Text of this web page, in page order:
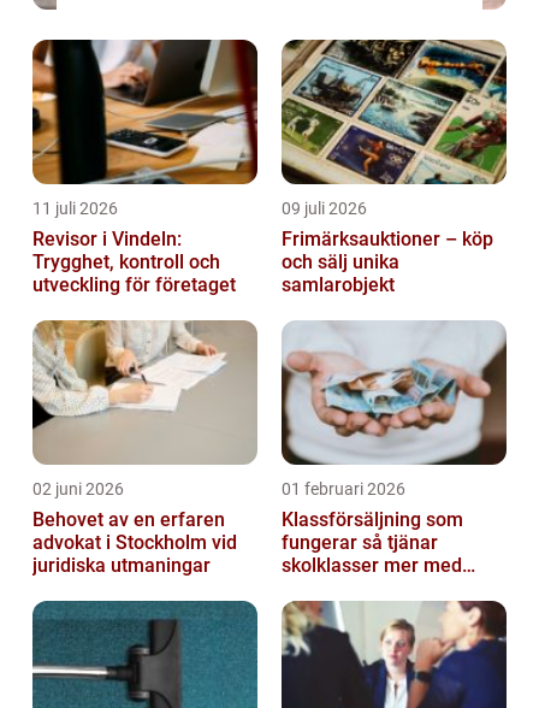
11 juli 2026
Revisor i Vindeln:
Trygghet, kontroll och
utveckling för företaget
09 juli 2026
Frimärksauktioner – köp
och sälj unika
samlarobjekt
02 juni 2026
Behovet av en erfaren
advokat i Stockholm vid
juridiska utmaningar
01 februari 2026
Klassförsäljning som
fungerar så tjänar
skolklasser mer med